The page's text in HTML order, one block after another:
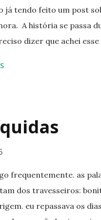
tendo feito um post
A história se passa
dizer que achei
(: Algumas delas
falei como é bom
Things Elliott Smith -
frequentemente. as
dos travesseiros:
eu repassava os